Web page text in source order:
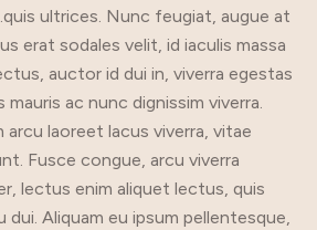
ultrices. Nunc feugiat, augue at
erat sodales velit, id iaculis massa
auctor id dui in, viverra egestas
mauris ac nunc dignissim viverra.
laoreet lacus viverra, vitae
Fusce congue, arcu viverra
lectus enim aliquet lectus, quis
dui. Aliquam eu ipsum pellentesque,